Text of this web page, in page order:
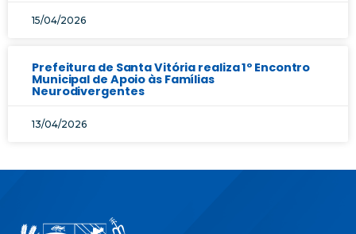
15/04/2026
Prefeitura de Santa Vitória realiza 1º Encontro
Municipal de Apoio às Famílias
Neurodivergentes
13/04/2026